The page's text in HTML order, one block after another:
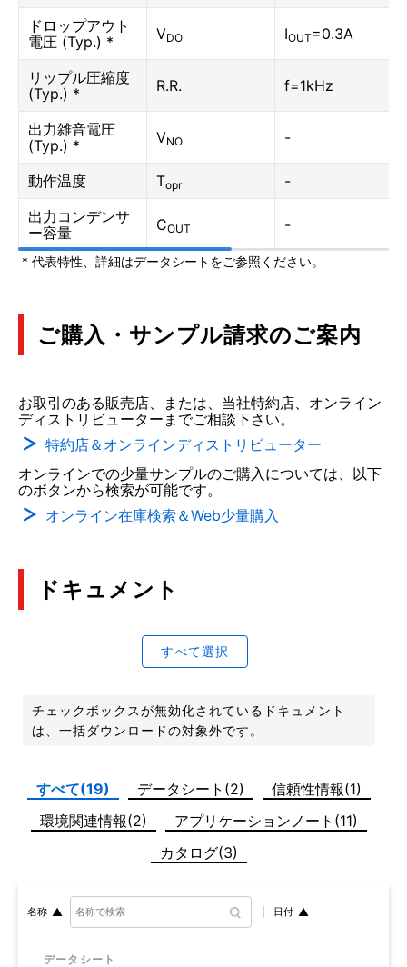
ドロップアウト
電圧 (Typ.) *
VDO IOUT=0.3A
リップル圧縮度
(Typ.) *
R.R. f=1kHz
出力雑音電圧
(Typ.) *
VNO -
動作温度 Topr
-
出力コンデンサ
ー容量
COUT -
* 代表特性、詳細はデータシートをご参照ください。
ご購入・サンプル請求のご案内
お取引のある販売店、または、当社特約店、オンライン
ディストリビューターまでご相談下さい。
特約店＆オンラインディストリビューター
オンラインでの少量サンプルのご購入については、以下
のボタンから検索が可能です。
オンライン在庫検索＆Web少量購入
ドキュメント
すべて選択
チェックボックスが無効化されているドキュメント
は、一括ダウンロードの対象外です。
すべて(19) データシート(2)
信頼性情報(1)
環境関連情報(2)
アプリケーションノート(11)
カタログ(3)
名称 日付
データシート